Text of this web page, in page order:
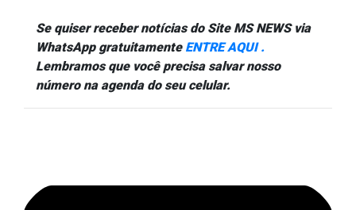
Se quiser receber notícias do Site MS NEWS via
WhatsApp gratuitamente ENTRE AQUI .
Lembramos que você precisa salvar nosso
número na agenda do seu celular.